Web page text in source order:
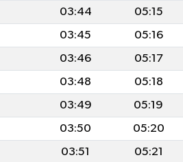
03:44 05:15
03:45 05:16
03:46 05:17
03:48 05:18
03:49 05:19
03:50 05:20
03:51 05:21